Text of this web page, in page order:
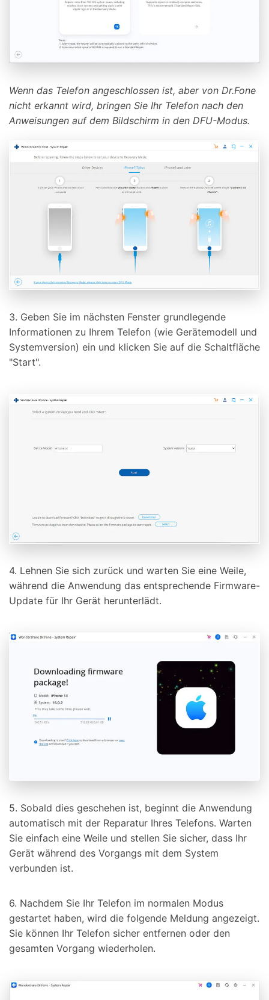
Meistern Sie Ihr Handy mit
Dr.Fone
50M+ Nutzer, 17+ Jahre Vertrauen
Daten retten, schützen, übertragen
KI-unterstützt, keine Technik nötig
Weiterlesen
Jetzt testen
Wenn das Telefon angeschlossen ist, aber von Dr.Fone
nicht erkannt wird, bringen Sie Ihr Telefon nach den
Anweisungen auf dem Bildschirm in den DFU-Modus.
3. Geben Sie im nächsten Fenster grundlegende
Informationen zu Ihrem Telefon (wie Gerätemodell und
Systemversion) ein und klicken Sie auf die Schaltfläche
"Start".
4. Lehnen Sie sich zurück und warten Sie eine Weile,
während die Anwendung das entsprechende Firmware-
Update für Ihr Gerät herunterlädt.
5. Sobald dies geschehen ist, beginnt die Anwendung
automatisch mit der Reparatur Ihres Telefons. Warten
Sie einfach eine Weile und stellen Sie sicher, dass Ihr
Gerät während des Vorgangs mit dem System
verbunden ist.
6. Nachdem Sie Ihr Telefon im normalen Modus
gestartet haben, wird die folgende Meldung angezeigt.
Sie können Ihr Telefon sicher entfernen oder den
gesamten Vorgang wiederholen.